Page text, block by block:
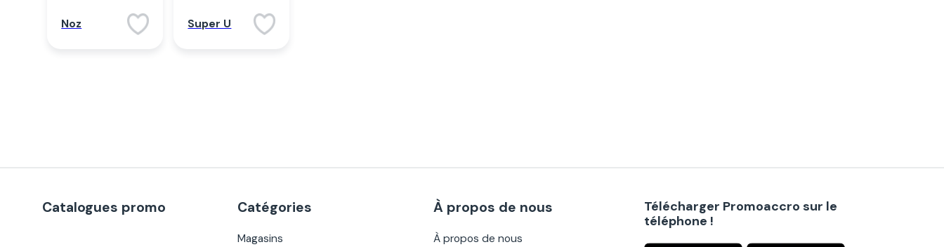
Noz Super U
Catalogues promo Catégories
Magasins
À propos de nous
À propos de nous
Télécharger Promoaccro sur le
téléphone !